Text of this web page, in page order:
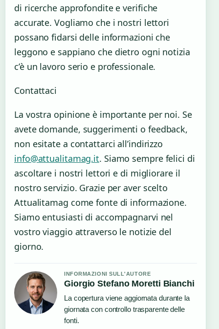
di ricerche approfondite e verifiche
accurate. Vogliamo che i nostri lettori
possano fidarsi delle informazioni che
leggono e sappiano che dietro ogni notizia
c’è un lavoro serio e professionale.
Contattaci
La vostra opinione è importante per noi. Se
avete domande, suggerimenti o feedback,
non esitate a contattarci all’indirizzo
info@attualitamag.it. Siamo sempre felici di
ascoltare i nostri lettori e di migliorare il
nostro servizio. Grazie per aver scelto
Attualitamag come fonte di informazione.
Siamo entusiasti di accompagnarvi nel
vostro viaggio attraverso le notizie del
giorno.
INFORMAZIONI SULL'AUTORE
Giorgio Stefano Moretti Bianchi
La copertura viene aggiornata durante la
giornata con controllo trasparente delle
fonti.